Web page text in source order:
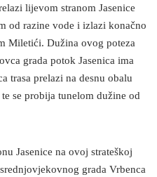
lijevom stranom Jasenice
od razine vode i izlazi konačno
Miletići. Dužina ovog poteza
grada potok Jasenica ima
trasa prelazi na desnu obalu
se probija tunelom dužine od
Jasenice na ovoj strateškoj
grada Vrbenca